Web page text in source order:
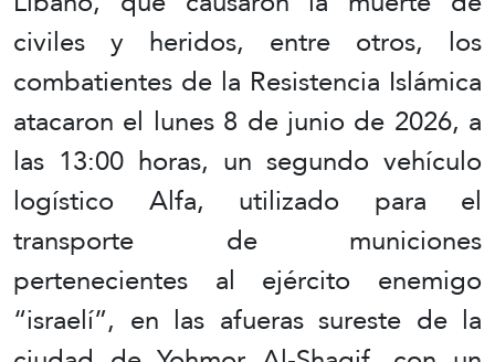
civiles y heridos, entre otros, los
combatientes de la Resistencia Islámica
atacaron el lunes 8 de junio de 2026, a
las 13:00 horas, un segundo vehículo
logístico Alfa, utilizado para el
transporte de municiones
pertenecientes al ejército enemigo
“israelí”, en las afueras sureste de la